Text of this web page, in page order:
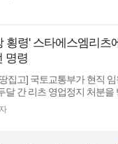
횡령' 스타에스엠리츠
명령
집고] 국토교통부가 현직
달 간 리츠 영업정지 처분을
모두투어리츠)에 대해 경영
일 국토..